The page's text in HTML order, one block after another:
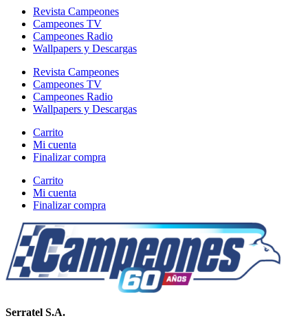
Revista Campeones
Campeones TV
Campeones Radio
Wallpapers y Descargas
Revista Campeones
Campeones TV
Campeones Radio
Wallpapers y Descargas
Carrito
Mi cuenta
Finalizar compra
Carrito
Mi cuenta
Finalizar compra
Serratel S.A.